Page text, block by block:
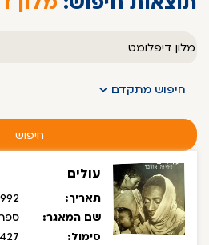
טקסט
חיפוש מתקדם
חיפוש
עולים
תאריך:
שם המאגר:
סימול: